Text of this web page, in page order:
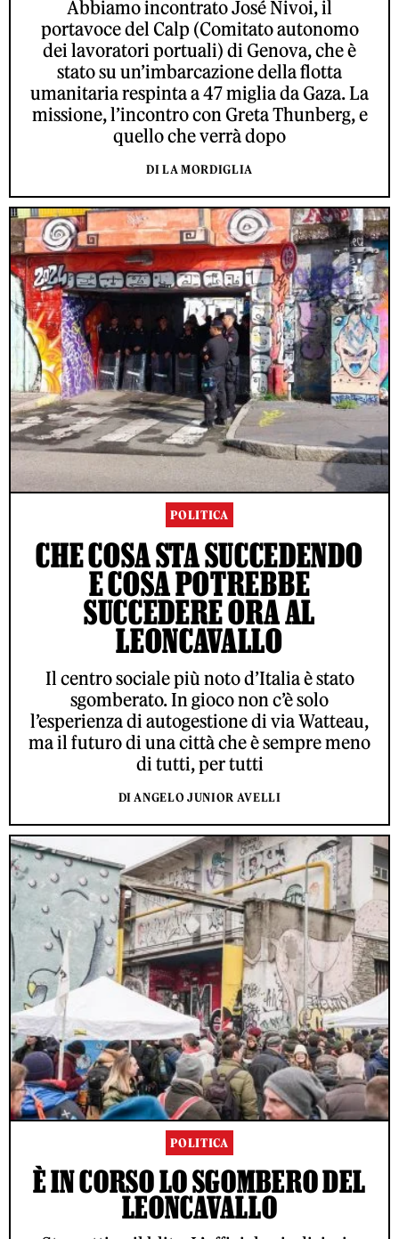
Abbiamo incontrato José Nivoi, il
portavoce del Calp (Comitato autonomo
dei lavoratori portuali) di Genova, che è
stato su un’imbarcazione della flotta
umanitaria respinta a 47 miglia da Gaza. La
missione, l’incontro con Greta Thunberg, e
quello che verrà dopo
DI LA MORDIGLIA
POLITICA
CHE COSA STA SUCCEDENDO
E COSA POTREBBE
SUCCEDERE ORA AL
LEONCAVALLO
Il centro sociale più noto d’Italia è stato
sgomberato. In gioco non c’è solo
l’esperienza di autogestione di via Watteau,
ma il futuro di una città che è sempre meno
di tutti, per tutti
DI ANGELO JUNIOR AVELLI
POLITICA
È IN CORSO LO SGOMBERO DEL
LEONCAVALLO